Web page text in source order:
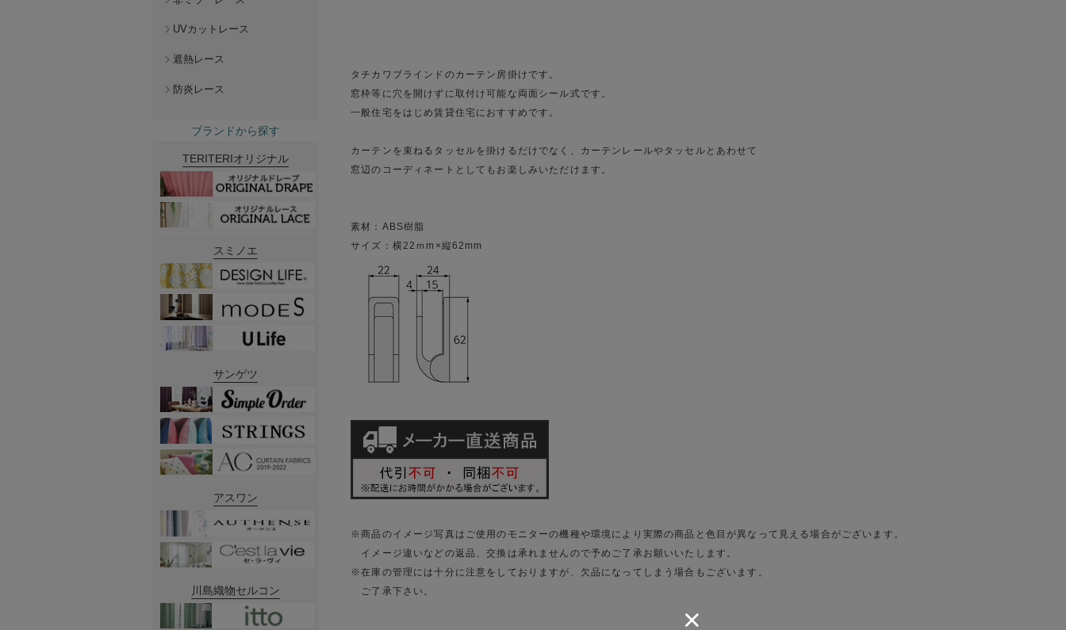
タチカワブラインドのカーテン房掛けです。
窓枠等に穴を開けずに取付け可能な両面シール式です。
一般住宅をはじめ賃貸住宅におすすめです。
カーテンを束ねるタッセルを掛けるだけでなく、カーテンレールやタッセルとあわせて
窓辺のコーディネートとしてもお楽しみいただけます。
素材：ABS樹脂
サイズ：横22ｍm×縦62mm
※商品のイメージ写真はご使用のモニターの機種や環境により実際の商品と色目が異なって見える場合がございます。
イメージ違いなどの返品、交換は承れませんので予めご了承お願いいたします。
※在庫の管理には十分に注意をしておりますが、欠品になってしまう場合もございます。
ご了承下さい。
UVカットレース
遮熱レース
防炎レース
ブランドから探す
TERITERIオリジナル
スミノエ
サンゲツ
アスワン
川島織物セルコン